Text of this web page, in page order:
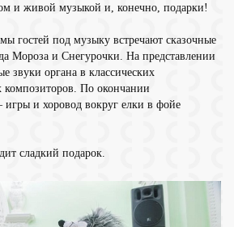
и живой музыкой и, конечно, подарки!
гостей под музыку встречают сказочные
Мороза и Снегурочки. На представлении
звуки органа в классических
композиторов. По окончании
игры и хоровод вокруг елки в фойе
сладкий подарок.